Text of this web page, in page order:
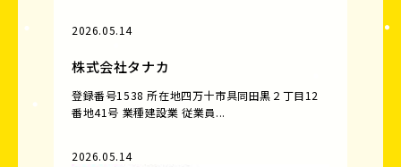
2026.05.14
株式会社タナカ
登録番号1538 所在地四万十市具同田黒２丁目12
番地41号 業種建設業 従業員...
2026.05.14